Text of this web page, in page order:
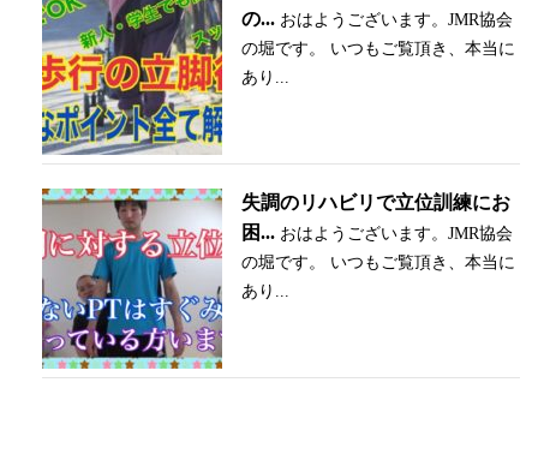
の... おはようございます。JMR協会
の堀です。 いつもご覧頂き、本当に
あり...
失調のリハビリで立位訓練にお
困... おはようございます。JMR協会
の堀です。 いつもご覧頂き、本当に
あり...